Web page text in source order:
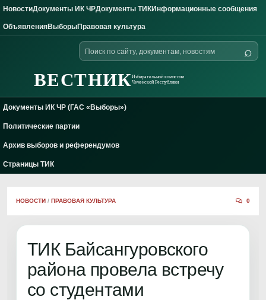
Skip to content
НовостиДокументы ИК ЧРДокументы ТИКИнформационные сообщения
ОбъявленияВыборыПравовая культура
ВЕСТНИКИзбирательной комиссии
Чеченской Республики
Поиск
по
⌕
Документы ИК ЧР (ГАС «Выборы»)
Политические партии
Архив выборов и референдумов
Страницы ТИК
НОВОСТИ / ПРАВОВАЯ КУЛЬТУРА 0
ТИК Байсангуровского
района провела встречу
со студентами